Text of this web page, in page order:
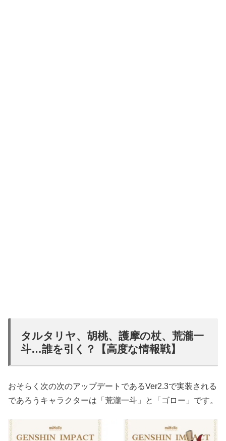
タルタリヤ、胡桃、護摩の杖、荒瀧一
斗…誰を引く？【高度な情報戦】
おそらく次の次のアップデートであるVer2.3で実装される
であろうキャラクターは「荒瀧一斗」と「ゴロー」です。